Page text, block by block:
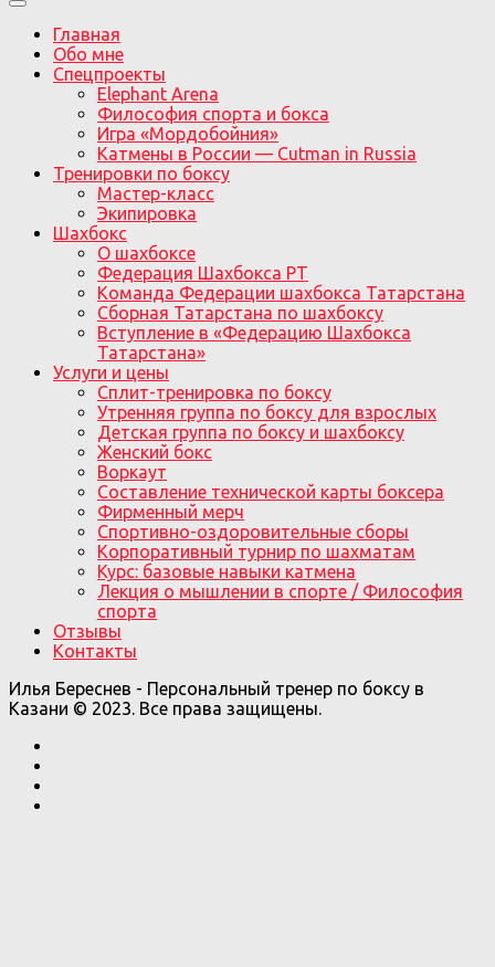
Главная
Обо мне
Спецпроекты
Elephant Arena
Философия спорта и бокса
Игра «Мордобойния»
Катмены в России — Cutman in Russia
Тренировки по боксу
Мастер-класс
Экипировка
Шахбокс
О шахбоксе
Федерация Шахбокса РТ
Команда Федерации шахбокса Татарстана
Сборная Татарстана по шахбоксу
Вступление в «Федерацию Шахбокса
Татарстана»
Услуги и цены
Сплит-тренировка по боксу
Утренняя группа по боксу для взрослых
Детская группа по боксу и шахбоксу
Женский бокс
Воркаут
Составление технической карты боксера
Фирменный мерч
Спортивно-оздоровительные сборы
Корпоративный турнир по шахматам
Курс: базовые навыки катмена
Лекция о мышлении в спорте / Философия
спорта
Отзывы
Контакты
Илья Береснев - Персональный тренер по боксу в
Казани © 2023. Все права защищены.